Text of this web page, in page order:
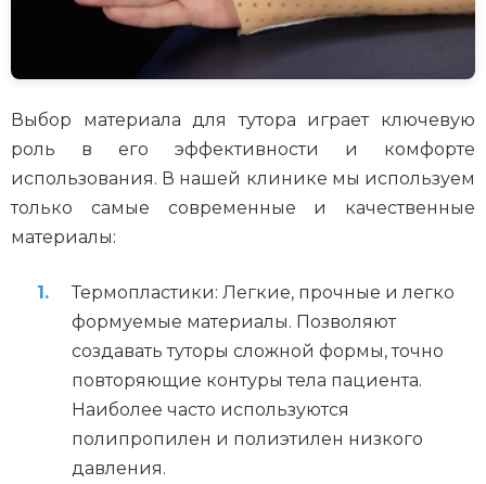
Выбор материала для тутора играет ключевую
роль в его эффективности и комфорте
использования. В нашей клинике мы используем
только самые современные и качественные
материалы:
Термопластики: Легкие, прочные и легко
формуемые материалы. Позволяют
создавать туторы сложной формы, точно
повторяющие контуры тела пациента.
Наиболее часто используются
полипропилен и полиэтилен низкого
давления.